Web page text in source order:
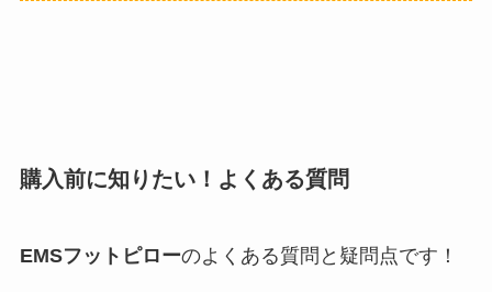
購入前に知りたい！よくある質問
EMSフットピローのよくある質問と疑問点です！